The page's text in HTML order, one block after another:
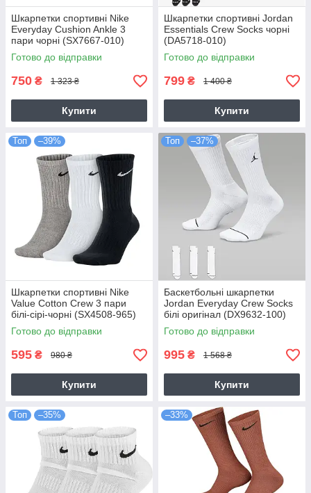
Шкарпетки спортивні Nike
Everyday Cushion Ankle 3
пари чорні (SX7667-010)
Готово до відправки
750 ₴ 1 323 ₴
Купити
Шкарпетки спортивні Jordan
Essentials Crew Socks чорні
(DA5718-010)
Готово до відправки
799 ₴ 1 400 ₴
Купити
Топ –39%
Шкарпетки спортивні Nike
Value Cotton Crew 3 пари
білі-сірі-чорні (SX4508-965)
Готово до відправки
595 ₴ 980 ₴
Купити
Топ –37%
Баскетбольні шкарпетки
Jordan Everyday Crew Socks
білі оригінал (DX9632-100)
Готово до відправки
995 ₴ 1 568 ₴
Купити
Топ –35% –33%